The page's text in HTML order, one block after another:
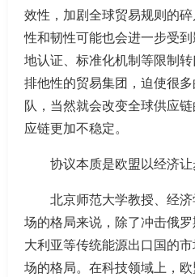
效性，加剧全球贸易规则的
性和韧性可能也会进一步受
地认证、标准化机制等限制
排他性的贸易集团，迫使很
队，当然就会改变全球供应
应链更加不稳定。
协议本质是欧盟以经济
北京师范大学教授、经
场的格局来说，除了冲击俄
大利亚等传统能源出口国的
场的格局。在科技领域上，